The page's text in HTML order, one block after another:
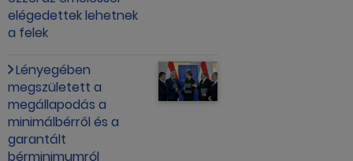
elégedettek lehetnek
a felek
Lényegében
megszületett a
megállapodás a
minimálbérről és a
garantált
bérminimumról